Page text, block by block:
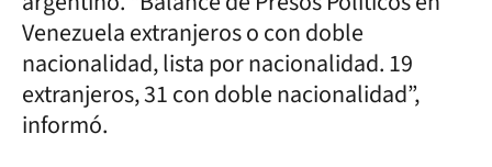
Venezuela extranjeros o con doble
nacionalidad, lista por nacionalidad. 19
extranjeros, 31 con doble nacionalidad”,
informó.